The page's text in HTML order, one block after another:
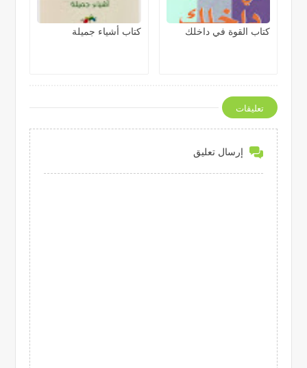
كتاب القوة في داخلك كتاب أشياء جميلة
تعليقات
إرسال تعليق